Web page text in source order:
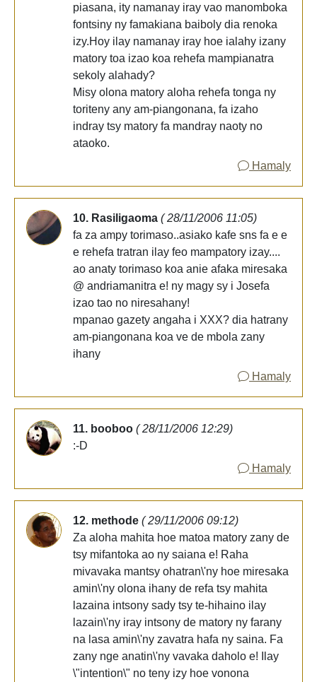
piasana, ity namanay iray vao manomboka
fontsiny ny famakiana baiboly dia renoka
izy.Hoy ilay namanay iray hoe ialahy izany
matory toa izao koa rehefa mampianatra
sekoly alahady?
Misy olona matory aloha rehefa tonga ny
toriteny any am-piangonana, fa izaho
indray tsy matory fa mandray naoty no
ataoko.
Hamaly
10. Rasiligaoma ( 28/11/2006 11:05)
fa za ampy torimaso..asiako kafe sns fa e e
e rehefa tratran ilay feo mampatory izay....
ao anaty torimaso koa anie afaka miresaka
@ andriamanitra e! ny magy sy i Josefa
izao tao no niresahany!
mpanao gazety angaha i XXX? dia hatrany
am-piangonana koa ve de mbola zany
ihany
Hamaly
11. booboo ( 28/11/2006 12:29)
:-D
Hamaly
12. methode ( 29/11/2006 09:12)
Za aloha mahita hoe matoa matory zany de
tsy mifantoka ao ny saiana e! Raha
mivavaka mantsy ohatran\'ny hoe miresaka
amin\'ny olona ihany de refa tsy mahita
lazaina intsony sady tsy te-hihaino ilay
lazain\'ny iray intsony de matory ny farany
na lasa amin\'ny zavatra hafa ny saina. Fa
zany nge anatin\'ny vavaka daholo e! Ilay
\"intention\" no teny izy hoe vonona